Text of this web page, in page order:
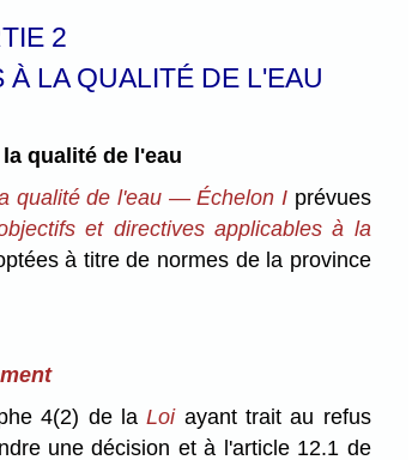
2
LA QUALITÉ DE L'EAU
qualité de l'eau
qualité de l'eau — Échelon Iprévues
et directives applicables à la
à titre de normes de la province
4(2) de laLoiayant trait au refus
une décision et à l'article 12.1 de